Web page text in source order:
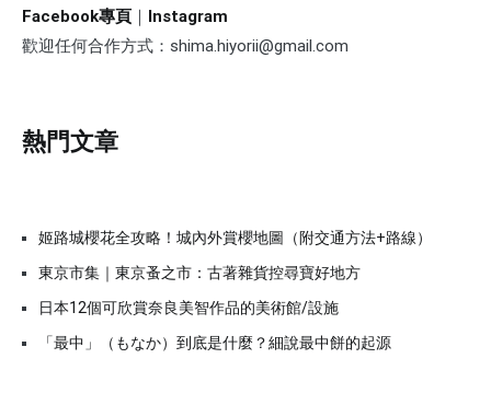
Facebook專頁 ｜ Instagram
歡迎任何合作方式：shima.hiyorii@gmail.com
熱門文章
姬路城櫻花全攻略！城內外賞櫻地圖（附交通方法+路線）
東京市集｜東京蚤之市：古著雜貨控尋寶好地方
日本12個可欣賞奈良美智作品的美術館/設施
「最中」（もなか）到底是什麼？細說最中餅的起源